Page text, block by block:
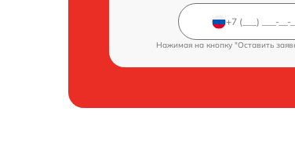
Нажимая на кнопку "Оставить